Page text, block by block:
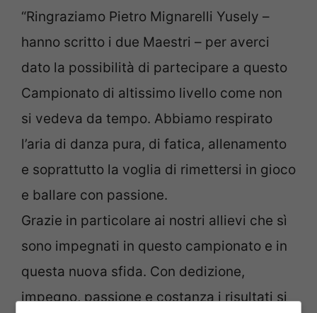
“Ringraziamo Pietro Mignarelli Yusely –
hanno scritto i due Maestri – per averci
dato la possibilità di partecipare a questo
Campionato di altissimo livello come non
si vedeva da tempo. Abbiamo respirato
l’aria di danza pura, di fatica, allenamento
e soprattutto la voglia di rimettersi in gioco
e ballare con passione.
Grazie in particolare ai nostri allievi che sì
sono impegnati in questo campionato e in
questa nuova sfida. Con dedizione,
impegno, passione e costanza i risultati si